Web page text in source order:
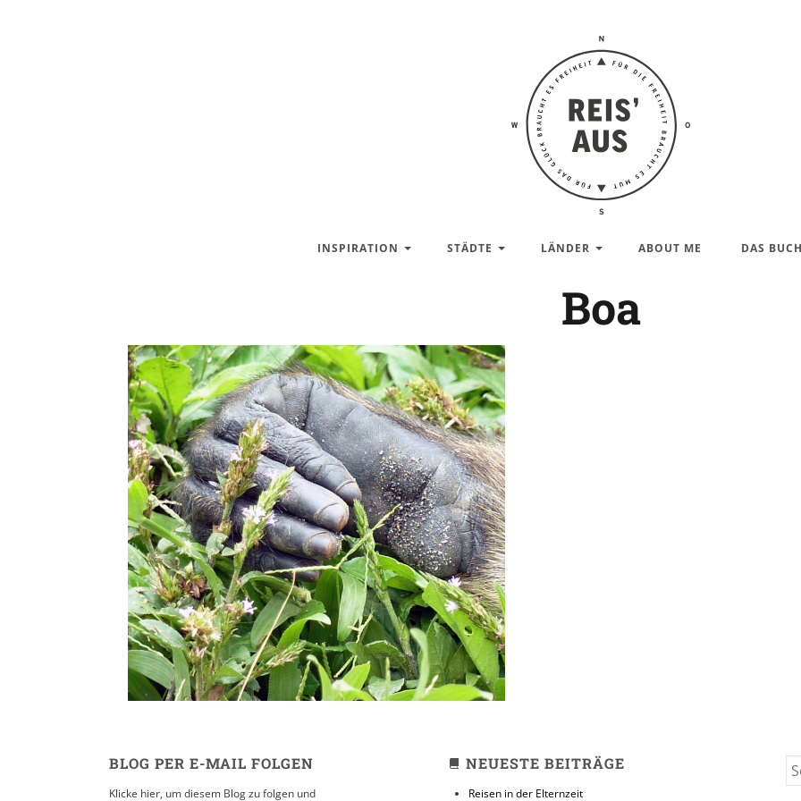
Reis'
aus –
Reiseblog
INSPIRATION STÄDTE LÄNDER ABOUT ME DAS BUCH
Boa
Baños
14. FEBRUAR 2011
BLOG PER E-MAIL FOLGEN
Klicke hier, um diesem Blog zu folgen und
NEUESTE BEITRÄGE
Reisen in der Elternzeit